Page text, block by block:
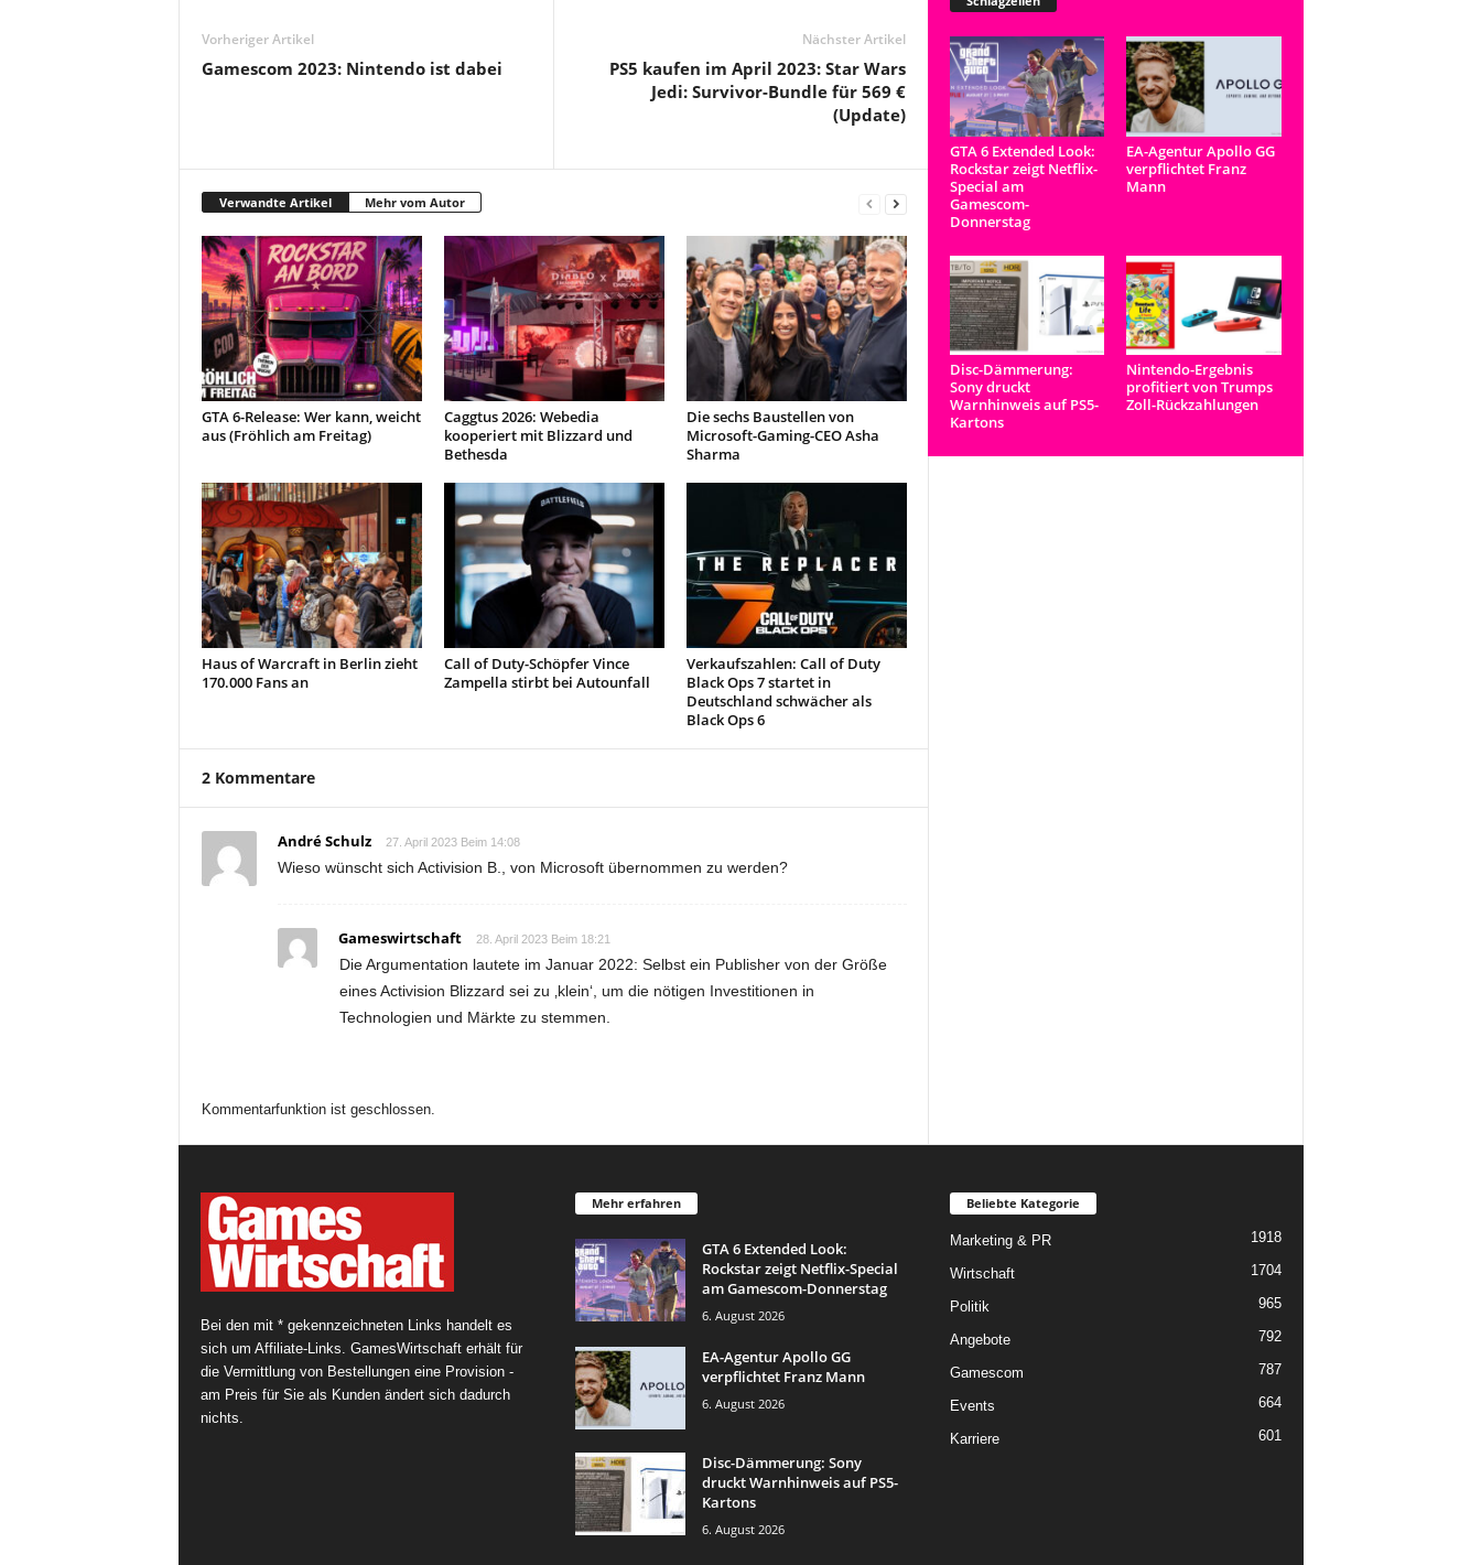
Vorheriger Artikel
Gamescom 2023: Nintendo ist dabei
Nächster Artikel
PS5 kaufen im April 2023: Star Wars
Jedi: Survivor-Bundle für 569 €
(Update)
Verwandte Artikel Mehr vom Autor
GTA 6-Release: Wer kann, weicht
aus (Fröhlich am Freitag)
Caggtus 2026: Webedia
kooperiert mit Blizzard und
Bethesda
Die sechs Baustellen von
Microsoft-Gaming-CEO Asha
Sharma
Haus of Warcraft in Berlin zieht
170.000 Fans an
Call of Duty-Schöpfer Vince
Zampella stirbt bei Autounfall
Verkaufszahlen: Call of Duty
Black Ops 7 startet in
Deutschland schwächer als
Black Ops 6
2 Kommentare
André Schulz 27. April 2023 Beim 14:08
Wieso wünscht sich Activision B., von Microsoft übernommen zu werden?
Gameswirtschaft 28. April 2023 Beim 18:21
Die Argumentation lautete im Januar 2022: Selbst ein Publisher von der Größe
eines Activision Blizzard sei zu ‚klein‘, um die nötigen Investitionen in
Technologien und Märkte zu stemmen.
Kommentarfunktion ist geschlossen.
GTA 6 Extended Look:
Rockstar zeigt Netflix-
Special am
Gamescom-
Donnerstag
EA-Agentur Apollo GG
verpflichtet Franz
Mann
Disc-Dämmerung:
Sony druckt
Warnhinweis auf PS5-
Kartons
Nintendo-Ergebnis
profitiert von Trumps
Zoll-Rückzahlungen
Bei den mit * gekennzeichneten Links handelt es
sich um Affiliate-Links. GamesWirtschaft erhält für
die Vermittlung von Bestellungen eine Provision -
am Preis für Sie als Kunden ändert sich dadurch
nichts.
Mehr erfahren
GTA 6 Extended Look:
Rockstar zeigt Netflix-Special
am Gamescom-Donnerstag
6. August 2026
EA-Agentur Apollo GG
verpflichtet Franz Mann
6. August 2026
Disc-Dämmerung: Sony
druckt Warnhinweis auf PS5-
Kartons
6. August 2026
Beliebte Kategorie
Marketing & PR 1918
Wirtschaft 1704
Politik 965
Angebote 792
Gamescom 787
Events 664
Karriere 601